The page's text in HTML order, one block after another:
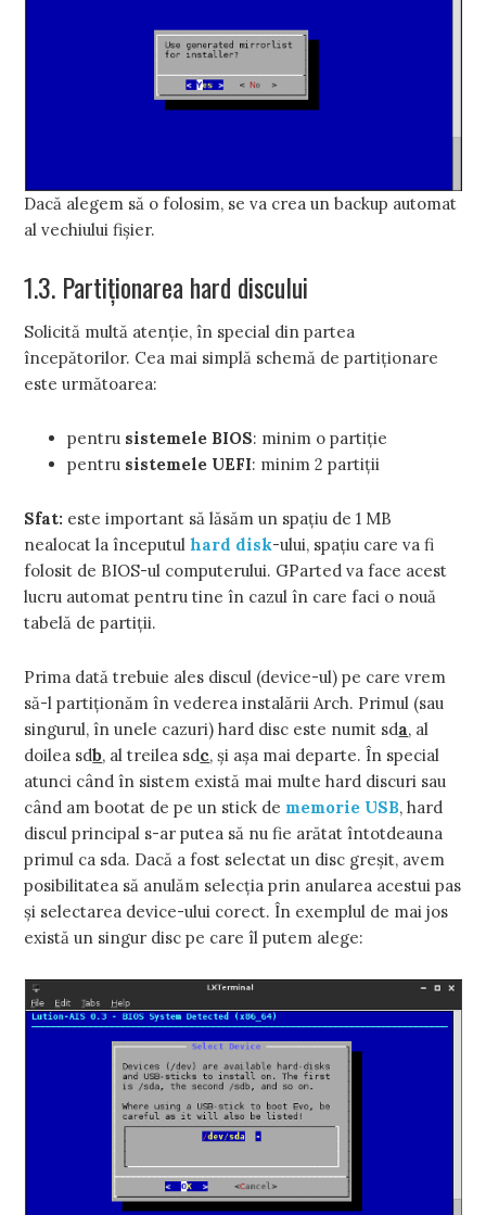
Dacă alegem să o folosim, se va crea un backup automat
al vechiului fişier.
1.3. Partiţionarea hard discului
Solicită multă atenţie, în special din partea
începătorilor. Cea mai simplă schemă de partiţionare
este următoarea:
pentru sistemele BIOS: minim o partiţie
pentru sistemele UEFI: minim 2 partiţii
Sfat: este important să lăsăm un spaţiu de 1 MB
nealocat la începutulhard disk-ului, spaţiu care va fi
folosit de BIOS-ul computerului. GParted va face acest
lucru automat pentru tine în cazul în care faci o nouă
tabelă de partiţii.
Prima dată trebuie ales discul (device-ul) pe care vrem
să-l partiţionăm în vederea instalării Arch. Primul (sau
singurul, în unele cazuri) hard disc este numit sda, al
doilea sdb, al treilea sdc, şi aşa mai departe. În special
atunci când în sistem există mai multe hard discuri sau
când am bootat de pe un stick de memorie USB, hard
discul principal s-ar putea să nu fie arătat întotdeauna
primul ca sda. Dacă a fost selectat un disc greşit, avem
posibilitatea să anulăm selecţia prin anularea acestui pas
şi selectarea device-ului corect. În exemplul de mai jos
există un singur disc pe care îl putem alege: